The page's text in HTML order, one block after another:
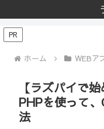
PR
ホーム WEBア
【ラズパイで
PHPを使って
法